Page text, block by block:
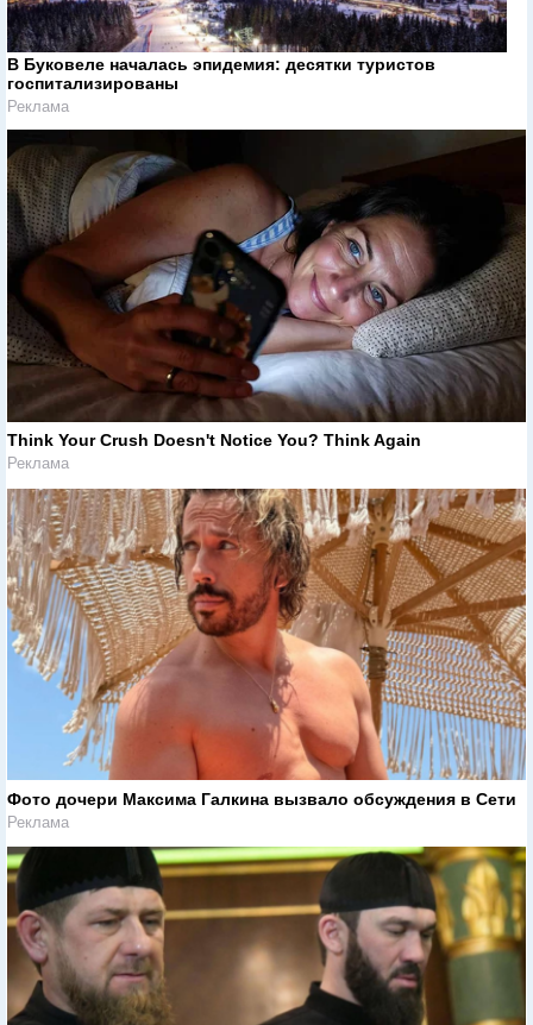
В Буковеле началась эпидемия: десятки туристов
госпитализированы
Реклама
Think Your Crush Doesn't Notice You? Think Again
Реклама
Фото дочери Максима Галкина вызвало обсуждения в Сети
Реклама